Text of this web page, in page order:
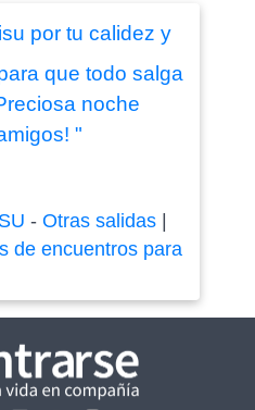
por tu calidez y
que todo salga
noche
"
- Otras salidas|
de encuentros para